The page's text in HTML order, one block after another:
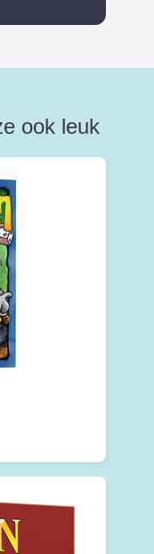
ook leuk